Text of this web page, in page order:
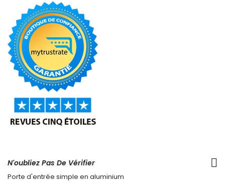
N'oubliez Pas De Vérifier
Porte d'entrée simple en aluminium